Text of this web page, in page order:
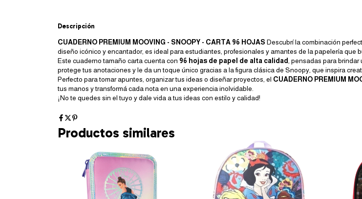
Descripción
CUADERNO PREMIUM MOOVING - SNOOPY - CARTA 96 HOJAS Descubrí la combinación
diseño icónico y encantador, es ideal para estudiantes, profesionales y amantes de la papelería que
Este cuaderno tamaño carta cuenta con 96 hojas de papel de alta calidad, pensadas para brindar
protege tus anotaciones y le da un toque único gracias a la figura clásica de Snoopy, que inspira
Perfecto para tomar apuntes, organizar tus ideas o diseñar proyectos, el CUADERNO PREMIUM
tus manos y transformá cada nota en una experiencia inolvidable.
¡No te quedes sin el tuyo y dale vida a tus ideas con estilo y calidad!
Productos similares